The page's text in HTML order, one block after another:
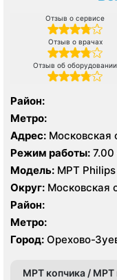
Отзыв о сервисе
Отзыв о врачах
Отзыв об оборудовании
Район:
Метро:
Адрес: Московская
Володарского, 14
Режим работы: 7.00
Модель: МРТ Philips
64 среза, УЗИ
Округ: Московская
Район:
Метро:
Город: Орехово-
МРТ копчика / МРТ